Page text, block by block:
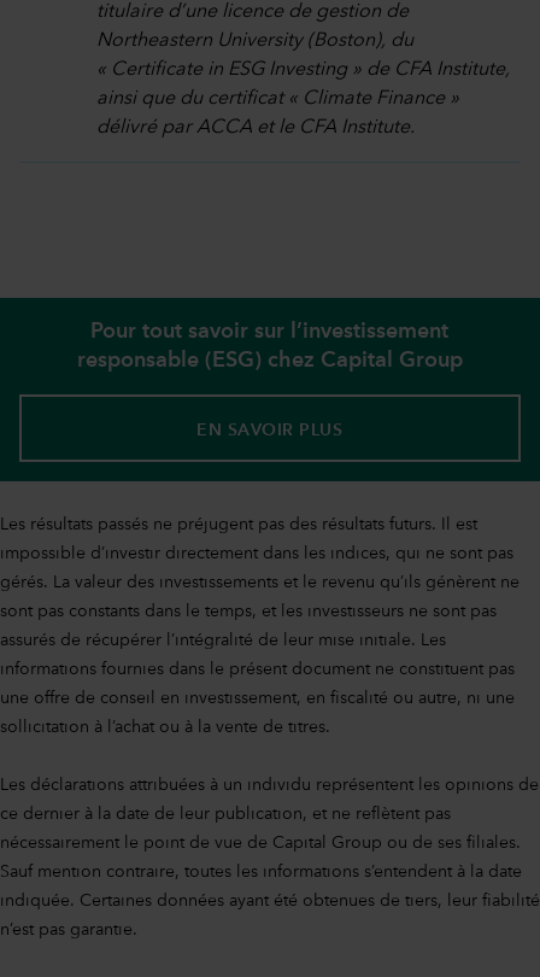
titulaire d’une licence de gestion de
Northeastern University (Boston), du
« Certificate in ESG Investing » de CFA Institute,
ainsi que du certificat « Climate Finance »
délivré par ACCA et le CFA Institute.
Pour tout savoir sur l’investissement
responsable (ESG) chez Capital Group
EN SAVOIR PLUS
Les résultats passés ne préjugent pas des résultats futurs. Il est
impossible d’investir directement dans les indices, qui ne sont pas
gérés. La valeur des investissements et le revenu qu’ils génèrent ne
sont pas constants dans le temps, et les investisseurs ne sont pas
assurés de récupérer l’intégralité de leur mise initiale. Les
informations fournies dans le présent document ne constituent pas
une offre de conseil en investissement, en fiscalité ou autre, ni une
sollicitation à l’achat ou à la vente de titres.
Les déclarations attribuées à un individu représentent les opinions de
ce dernier à la date de leur publication, et ne reflètent pas
nécessairement le point de vue de Capital Group ou de ses filiales.
Sauf mention contraire, toutes les informations s’entendent à la date
indiquée. Certaines données ayant été obtenues de tiers, leur fiabilité
n’est pas garantie.